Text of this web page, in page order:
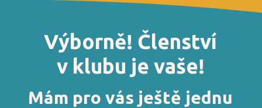
Výborně! Členství
v klubu je vaše!
Mám pro vás ještě jednu